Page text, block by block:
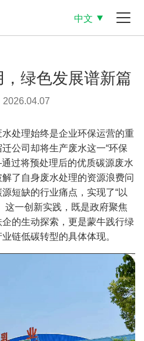
中文
绿色发展谱新篇
2026.04.07
处理始终是企业环保运营的重
公司却将生产废水这一“环保
过将预处理后的优质碳源废水
了自身废水处理的资源浪费问
短缺的行业痛点，实现了“以
这一创新实践，既是政府聚焦
的生动探索，更是蒙牛践行绿
链低碳转型的具体体现。